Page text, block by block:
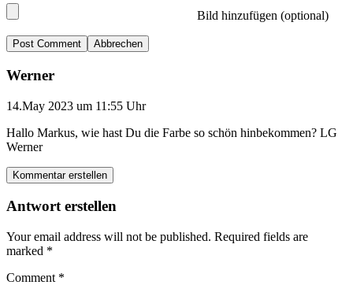
Bild hinzufügen (optional)
Abbrechen
Werner
14.May 2023 um 11:55 Uhr
Hallo Markus, wie hast Du die Farbe so schön hinbekommen? LG
Werner
Kommentar erstellen
Antwort erstellen
Your email address will not be published. Required fields are
marked *
Comment *